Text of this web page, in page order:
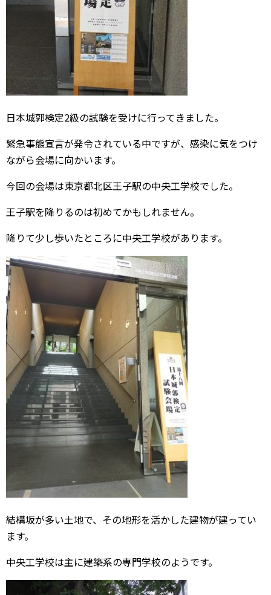
日本城郭検定2級の試験を受けに行ってきました。
緊急事態宣言が発令されている中ですが、感染に気をつけ
ながら会場に向かいます。
今回の会場は東京都北区王子駅の中央工学校でした。
王子駅を降りるのは初めてかもしれません。
降りて少し歩いたところに中央工学校があります。
結構坂が多い土地で、その地形を活かした建物が建ってい
ます。
中央工学校は主に建築系の専門学校のようです。